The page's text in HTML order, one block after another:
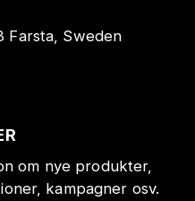
Farsta, Sweden
om nye produkter,
kampagner osv.